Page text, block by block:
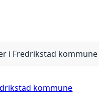
i Fredrikstad kommune
kommune